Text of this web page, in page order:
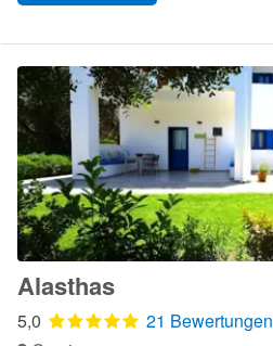
Alasthas
5,0
21 Bewertungen